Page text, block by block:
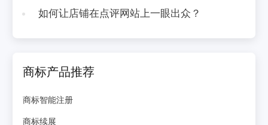
如何让店铺在点评网站上一眼出众？
商标产品推荐
商标智能注册
商标续展